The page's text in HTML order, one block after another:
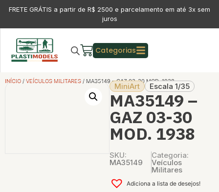
FRETE GRÁTIS a partir de R$ 2500 e parcelamento em até 3x sem
juros
Categorias
INÍCIO / VEÍCULOS MILITARES / MA35149 – GAZ 03-30 MOD. 1938
MiniArt Escala 1/35
MA35149 –
GAZ 03-30
MOD. 1938
SKU:
MA35149
Categoria:
Veículos
Militares
Adiciona a lista de desejos!